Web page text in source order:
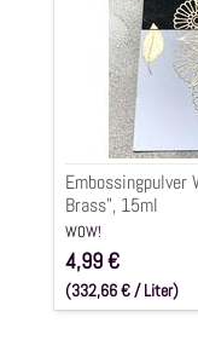
Embossingpulver
Brass", 15ml
WOW!
4,99 €
(332,66 € / Liter)